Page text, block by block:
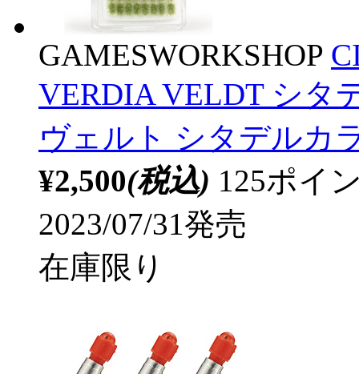
GAMESWORKSHOP
VERDIA VELDT シタ
ヴェルト シタデルカ
¥2,500(税込) 125ポイ
2023/07/31発売
在庫限り